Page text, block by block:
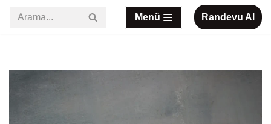
Menü Randevu Al